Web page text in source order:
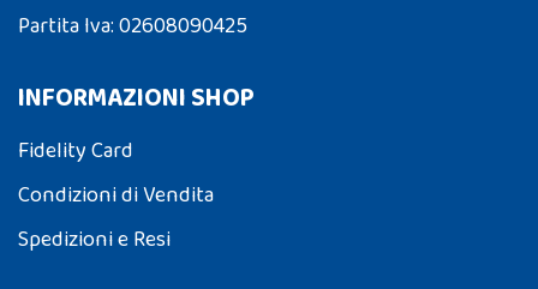
Partita Iva: 02608090425
INFORMAZIONI SHOP
Fidelity Card
Condizioni di Vendita
Spedizioni e Resi